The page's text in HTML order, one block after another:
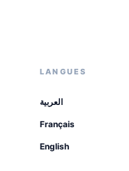
LANGUES
العربية
Français
English